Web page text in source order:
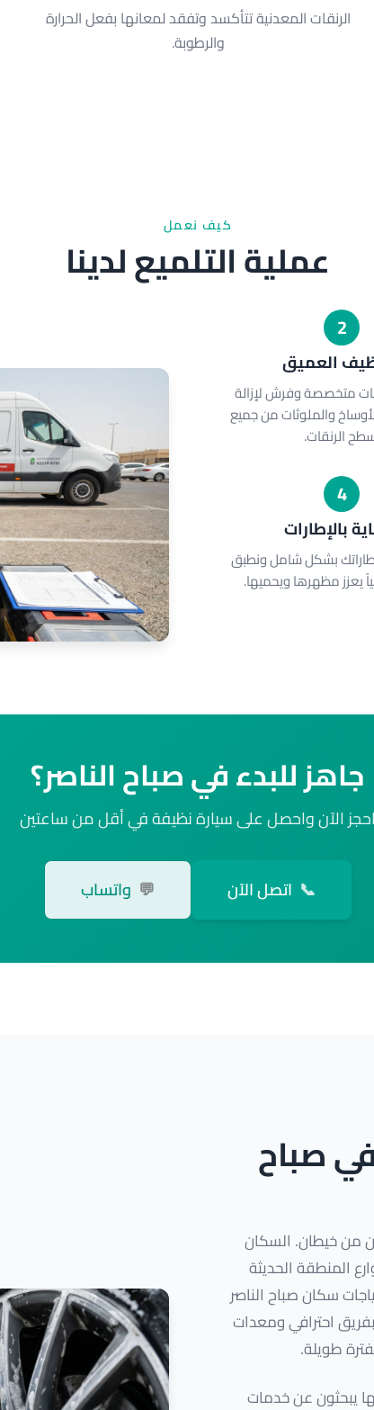
الرنقات المعدنية تتأكسد وتفقد لمعانها بفعل الحرارة
والرطوبة.
كيف نعمل
عملية التلميع لدينا
2
العميق
متخصصة وفرش لإزالة
والملوثات من جميع
الرنقات.
4
بالإطارات
بشكل شامل ونطبق
يعزز مظهرها ويحميها.
جاهز للبدء في صباح الناصر؟
احجز الآن واحصل على سيارة نظيفة في أقل من ساعتين
📞 اتصل الآن 💬 واتساب
صباح
من خيطان. السكان
المنطقة الحديثة
سكان صباح الناصر
والسرعة. نصل إليك خلال 40 دقيقة بفريق احترافي ومعدات
طويلة.
يبحثون عن خدمات